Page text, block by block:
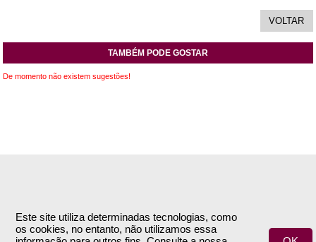
Este site utiliza determinadas tecnologias, como
os cookies, no entanto, não utilizamos essa
TAMBÉM PODE GOSTAR
De momento não existem sugestões!
Empresa
Termos e Condições
Encomendas & Pagamentos
Envio